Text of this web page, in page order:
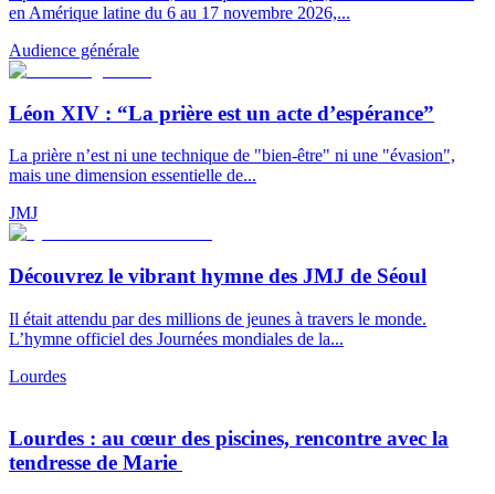
en Amérique latine du 6 au 17 novembre 2026,...
Audience générale
Léon XIV : “La prière est un acte d’espérance”
La prière n’est ni une technique de "bien-être" ni une "évasion",
mais une dimension essentielle de...
JMJ
Découvrez le vibrant hymne des JMJ de Séoul
Il était attendu par des millions de jeunes à travers le monde.
L’hymne officiel des Journées mondiales de la...
Lourdes
Lourdes : au cœur des piscines, rencontre avec la
tendresse de Marie